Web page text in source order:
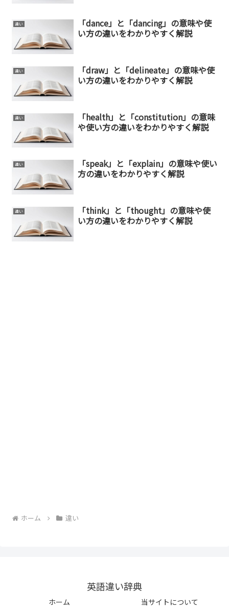
違い
「dance」と「dancing」の意味や使
い方の違いをわかりやすく解説
違い
「draw」と「delineate」の意味や使
い方の違いをわかりやすく解説
違い
「health」と「constitution」の意味
や使い方の違いをわかりやすく解説
違い
「speak」と「explain」の意味や使い
方の違いをわかりやすく解説
違い
「think」と「thought」の意味や使
い方の違いをわかりやすく解説
ホーム 違い
英語違い辞典
ホーム 当サイトについて